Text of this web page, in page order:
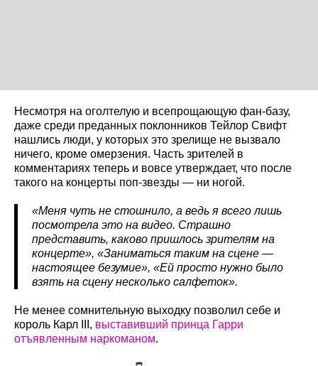
Несмотря на оголтелую и всепрощающую фан-базу,
даже среди преданных поклонников Тейлор Свифт
нашлись люди, у которых это зрелище не вызвало
ничего, кроме омерзения. Часть зрителей в
комментариях теперь и вовсе утверждает, что после
такого на концерты поп-звезды — ни ногой.
«Меня чуть не стошнило, а ведь я всего лишь
посмотрела это на видео. Страшно
представить, каково пришлось зрителям на
концерте», «Заниматься таким на сцене —
настоящее безумие», «Ей просто нужно было
взять на сцену несколько салфеток».
Не менее сомнительную выходку позволил себе и
король Карл III, выставивший принца Гарри
отъявленным наркоманом.